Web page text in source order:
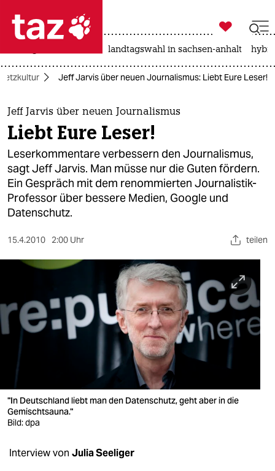
 taz zahl ich
taz zahl ich
themen
politik
öko
gesellschaft
kultur
nord
wahrheit
verlag
verlag
veranstaltungen
fragen & hilfe

taz zahl ich
landtagswahl in sachsen-anhalt
Jeff Jarvis über neuen Journalismus: Liebt Eure Leser!
Jeff Jarvis über neuen Journalismus
Liebt Eure Leser!
Leserkommentare verbessern den Journalismus,
sagt Jeff Jarvis. Man müsse nur die Guten fördern.
Ein Gespräch mit dem renommierten Journalistik-
Professor über bessere Medien, Google und
Datenschutz.
15.4.2010 2:00 Uhr teilen
"In Deutschland liebt man den Datenschutz, geht aber in die
Gemischtsauna."
Bild: dpa
Interview von Julia Seeliger